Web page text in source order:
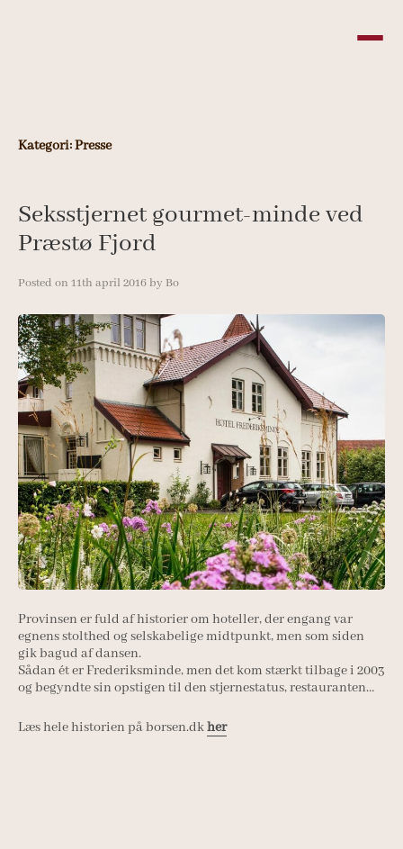
Kategori:Presse
Seksstjernet gourmet-minde ved
Præstø Fjord
Posted on 11th april 2016by Bo
Provinsen er fuld af historier om hoteller, der engang var
egnens stolthed og selskabelige midtpunkt, men som siden
gik bagud af dansen.
Sådan ét er Frederiksminde, men det kom stærkt tilbage i 2003
og begyndte sin opstigen til den stjernestatus, restauranten…
Læs hele historien på borsen.dkher